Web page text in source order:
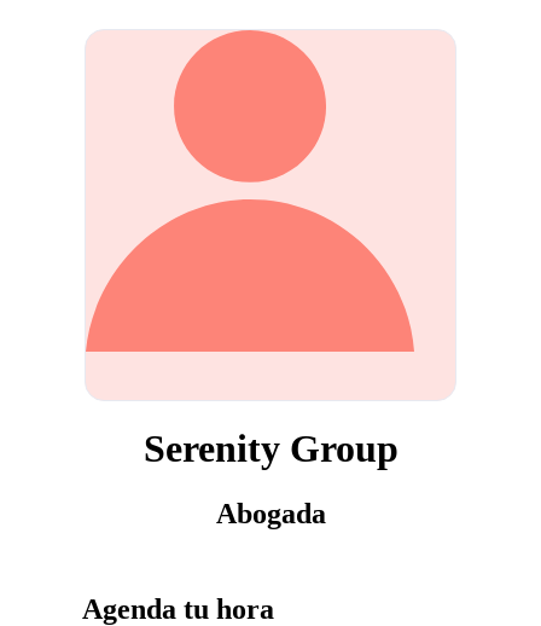
Serenity Group
Abogada
Agenda tu hora